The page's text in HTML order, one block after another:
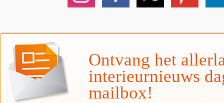
Ontvang het
interieurnieuws
mailbox!